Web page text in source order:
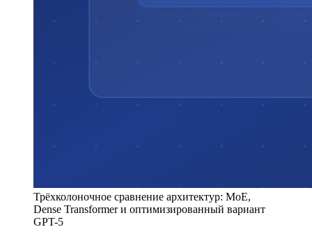
Трёхколоночное сравнение архитектур: MoE,
Dense Transformer и оптимизированный вариант
GPT-5